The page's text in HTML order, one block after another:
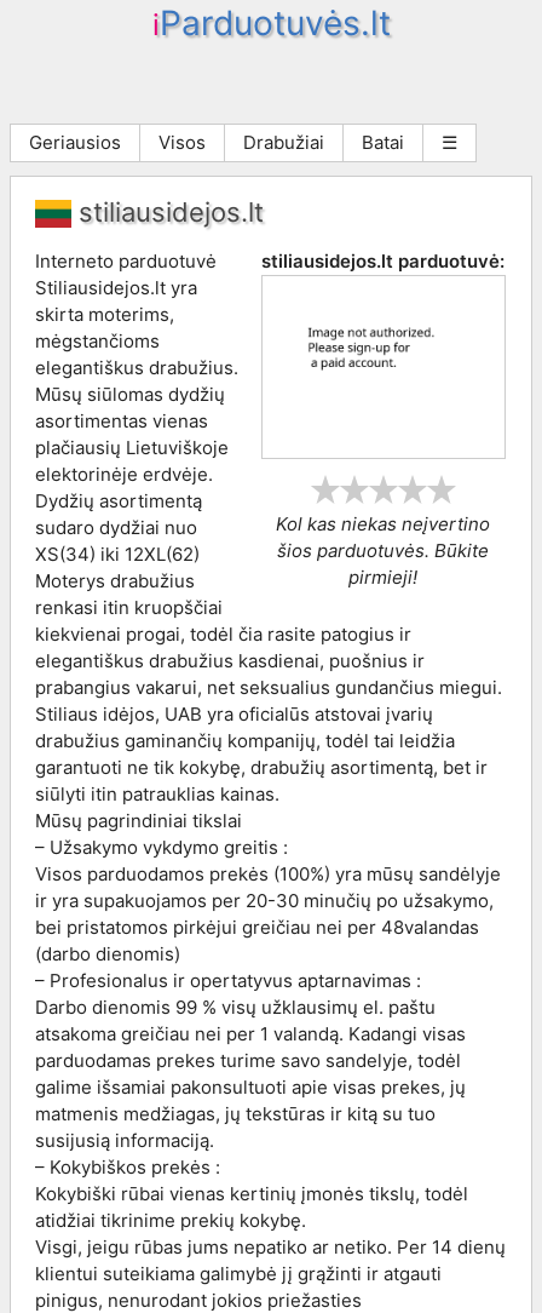
iParduotuvės.lt
Geriausios Visos Drabužiai Batai ☰
stiliausidejos.lt
stiliausidejos.lt parduotuvė:
Kol kas niekas neįvertino
šios parduotuvės. Būkite
pirmieji!
Interneto parduotuvė
Stiliausidejos.lt yra
skirta moterims,
mėgstančioms
elegantiškus drabužius.
Mūsų siūlomas dydžių
asortimentas vienas
plačiausių Lietuviškoje
elektorinėje erdvėje.
Dydžių asortimentą
sudaro dydžiai nuo
XS(34) iki 12XL(62)
Moterys drabužius
renkasi itin kruopščiai
kiekvienai progai, todėl čia rasite patogius ir
elegantiškus drabužius kasdienai, puošnius ir
prabangius vakarui, net seksualius gundančius miegui.
Stiliaus idėjos, UAB yra oficialūs atstovai įvarių
drabužius gaminančių kompanijų, todėl tai leidžia
garantuoti ne tik kokybę, drabužių asortimentą, bet ir
siūlyti itin patrauklias kainas.
Mūsų pagrindiniai tikslai
– Užsakymo vykdymo greitis :
Visos parduodamos prekės (100%) yra mūsų sandėlyje
ir yra supakuojamos per 20-30 minučių po užsakymo,
bei pristatomos pirkėjui greičiau nei per 48valandas
(darbo dienomis)
– Profesionalus ir opertatyvus aptarnavimas :
Darbo dienomis 99 % visų užklausimų el. paštu
atsakoma greičiau nei per 1 valandą. Kadangi visas
parduodamas prekes turime savo sandelyje, todėl
galime išsamiai pakonsultuoti apie visas prekes, jų
matmenis medžiagas, jų tekstūras ir kitą su tuo
susijusią informaciją.
– Kokybiškos prekės :
Kokybiški rūbai vienas kertinių įmonės tikslų, todėl
atidžiai tikrinime prekių kokybę.
Visgi, jeigu rūbas jums nepatiko ar netiko. Per 14 dienų
klientui suteikiama galimybė jį grąžinti ir atgauti
pinigus, nenurodant jokios priežasties